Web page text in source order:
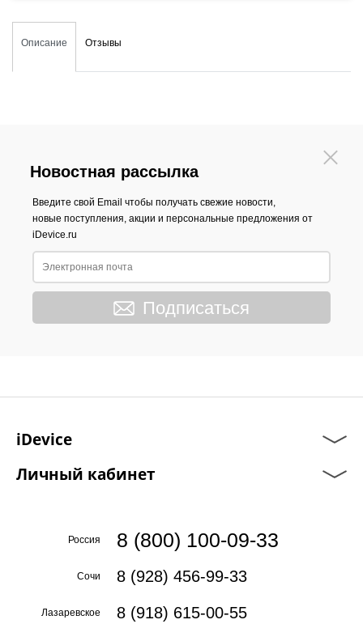
Описание Отзывы
Новостная рассылка
Введите свой Email чтобы получать свежие новости,
новые поступления, акции и персональные предложения от
iDevice.ru
Подписаться
iDevice
Личный кабинет
Россия 8 (800) 100-09-33
Сочи 8 (928) 456-99-33
Лазаревское 8 (918) 615-00-55